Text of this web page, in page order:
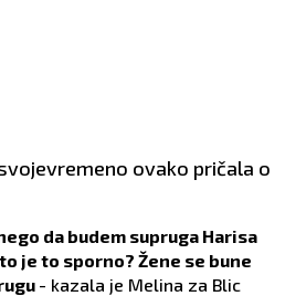
ovako pričala o
da budem supruga Harisa
je to sporno? Žene se bune
- kazala je Melina za Blic